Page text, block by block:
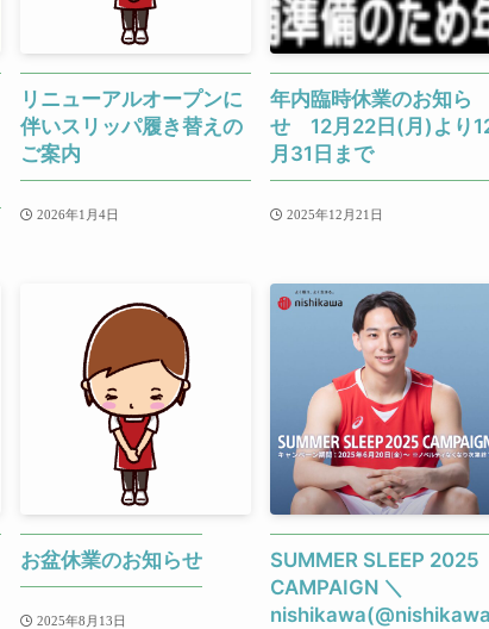
リニューアルオープンに
伴いスリッパ履き替えの
ご案内
2026年1月4日
年内臨時休業のお知ら
せ 12月22日(月)より
月31日まで
2025年12月21日
お盆休業のお知らせ
2025年8月13日
SUMMER SLEEP 2025
CAMPAIGN ＼